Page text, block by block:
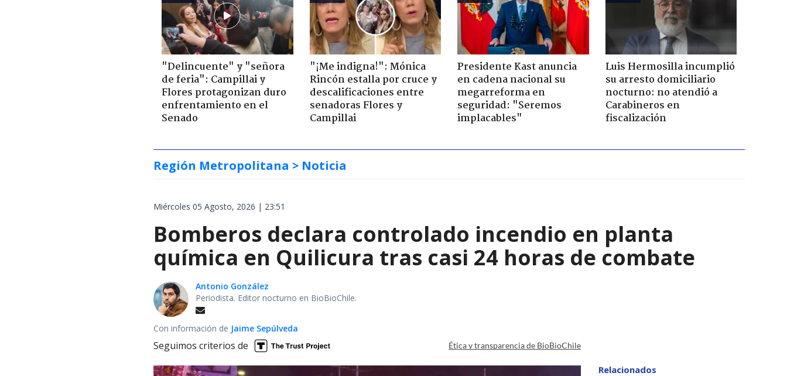
"Delincuente" y "señora
de feria": Campillai y
Flores protagonizan duro
enfrentamiento en el
Senado
"¡Me indigna!": Mónica
Rincón estalla por cruce y
descalificaciones entre
senadoras Flores y
Campillai
Presidente Kast anuncia
en cadena nacional su
megarreforma en
seguridad: "Seremos
implacables"
Luis Hermosilla incumplió
su arresto domiciliario
nocturno: no atendió a
Carabineros en
fiscalización
Región Metropolitana > Noticia
Miércoles 05 Agosto, 2026 | 23:51
Bomberos declara controlado incendio en planta
química en Quilicura tras casi 24 horas de combate
Antonio González
Periodista. Editor nocturno en BioBioChile.
Con información de Jaime Sepúlveda
Seguimos criterios de Ética y transparencia de BioBioChile
Relacionados